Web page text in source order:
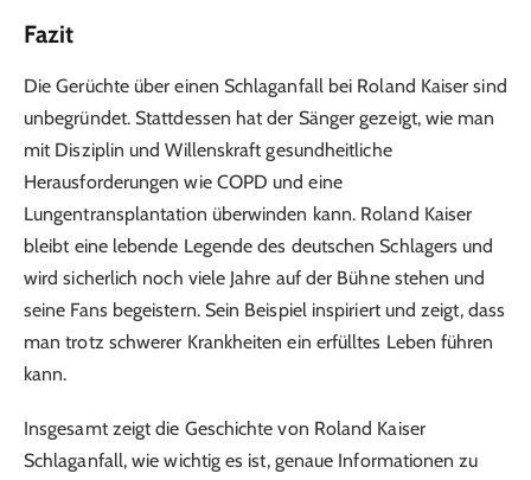
Fazit
Die Gerüchte über einen Schlaganfall bei Roland Kaiser sind
unbegründet. Stattdessen hat der Sänger gezeigt, wie man
mit Disziplin und Willenskraft gesundheitliche
Herausforderungen wie COPD und eine
Lungentransplantation überwinden kann. Roland Kaiser
bleibt eine lebende Legende des deutschen Schlagers und
wird sicherlich noch viele Jahre auf der Bühne stehen und
seine Fans begeistern. Sein Beispiel inspiriert und zeigt, dass
man trotz schwerer Krankheiten ein erfülltes Leben führen
kann.
Insgesamt zeigt die Geschichte von Roland Kaiser
Schlaganfall, wie wichtig es ist, genaue Informationen zu